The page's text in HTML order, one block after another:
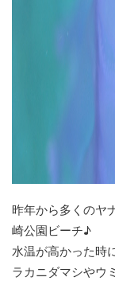
昨年から多くのヤ
崎公園ビーチ♪
水温が高かった時
ラカニダマシやウ